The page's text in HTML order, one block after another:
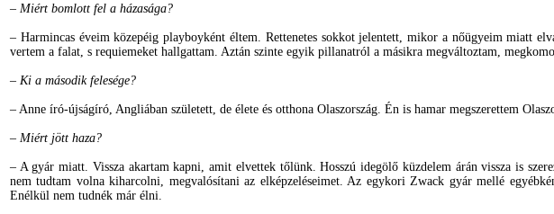
– Miért bomlott fel a házasága?
– Harmincas éveim közepéig playboyként éltem. Rettenetes sokkot jelentett, mikor a nőügyeim miatt
vertem a falat, s requiemeket hallgattam. Aztán szinte egyik pillanatról a másikra megváltoztam,
– Ki a második felesége?
– Anne író-újságíró, Angliában született, de élete és otthona Olaszország. Én is hamar megszerettem
– Miért jött haza?
– A gyár miatt. Vissza akartam kapni, amit elvettek tőlünk. Hosszú idegölő küzdelem árán vissza is
nem tudtam volna kiharcolni, megvalósítani az elképzeléseimet. Az egykori Zwack gyár mellé
Enélkül nem tudnék már élni.